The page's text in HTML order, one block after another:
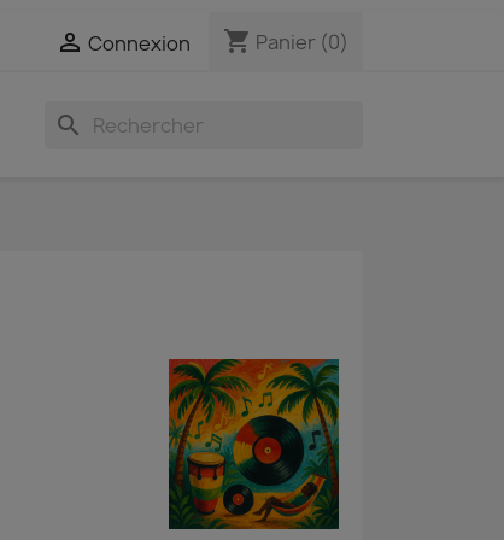
 Connexion shopping_cart Panier (0)
search